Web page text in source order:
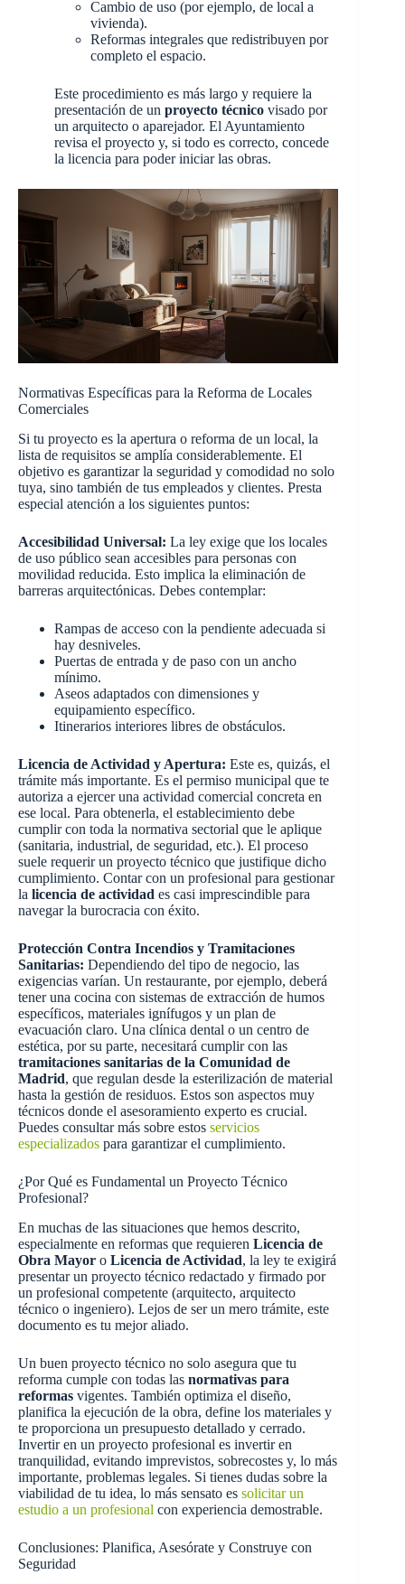
Cambio de uso (por ejemplo, de local a
vivienda).
Reformas integrales que redistribuyen por
completo el espacio.
Este procedimiento es más largo y requiere la
presentación de un proyecto técnico visado por
un arquitecto o aparejador. El Ayuntamiento
revisa el proyecto y, si todo es correcto, concede
la licencia para poder iniciar las obras.
Normativas Específicas para la Reforma de Locales
Comerciales
Si tu proyecto es la apertura o reforma de un local, la
lista de requisitos se amplía considerablemente. El
objetivo es garantizar la seguridad y comodidad no solo
tuya, sino también de tus empleados y clientes. Presta
especial atención a los siguientes puntos:
Accesibilidad Universal: La ley exige que los locales
de uso público sean accesibles para personas con
movilidad reducida. Esto implica la eliminación de
barreras arquitectónicas. Debes contemplar:
Rampas de acceso con la pendiente adecuada si
hay desniveles.
Puertas de entrada y de paso con un ancho
mínimo.
Aseos adaptados con dimensiones y
equipamiento específico.
Itinerarios interiores libres de obstáculos.
Licencia de Actividad y Apertura: Este es, quizás, el
trámite más importante. Es el permiso municipal que te
autoriza a ejercer una actividad comercial concreta en
ese local. Para obtenerla, el establecimiento debe
cumplir con toda la normativa sectorial que le aplique
(sanitaria, industrial, de seguridad, etc.). El proceso
suele requerir un proyecto técnico que justifique dicho
cumplimiento. Contar con un profesional para gestionar
la licencia de actividad es casi imprescindible para
navegar la burocracia con éxito.
Protección Contra Incendios y Tramitaciones
Sanitarias: Dependiendo del tipo de negocio, las
exigencias varían. Un restaurante, por ejemplo, deberá
tener una cocina con sistemas de extracción de humos
específicos, materiales ignífugos y un plan de
evacuación claro. Una clínica dental o un centro de
estética, por su parte, necesitará cumplir con las
tramitaciones sanitarias de la Comunidad de
Madrid, que regulan desde la esterilización de material
hasta la gestión de residuos. Estos son aspectos muy
técnicos donde el asesoramiento experto es crucial.
Puedes consultar más sobre estos servicios
especializados para garantizar el cumplimiento.
¿Por Qué es Fundamental un Proyecto Técnico
Profesional?
En muchas de las situaciones que hemos descrito,
especialmente en reformas que requieren Licencia de
Obra Mayor o Licencia de Actividad, la ley te exigirá
presentar un proyecto técnico redactado y firmado por
un profesional competente (arquitecto, arquitecto
técnico o ingeniero). Lejos de ser un mero trámite, este
documento es tu mejor aliado.
Un buen proyecto técnico no solo asegura que tu
reforma cumple con todas las normativas para
reformas vigentes. También optimiza el diseño,
planifica la ejecución de la obra, define los materiales y
te proporciona un presupuesto detallado y cerrado.
Invertir en un proyecto profesional es invertir en
tranquilidad, evitando imprevistos, sobrecostes y, lo más
importante, problemas legales. Si tienes dudas sobre la
viabilidad de tu idea, lo más sensato es solicitar un
estudio a un profesional con experiencia demostrable.
Conclusiones: Planifica, Asesórate y Construye con
Seguridad